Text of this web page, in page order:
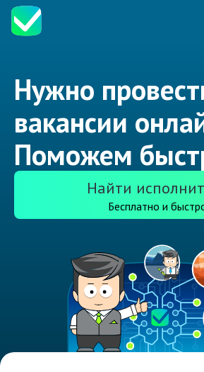
Нужно
вакансии
Поможем
Найти
Бесплатно и